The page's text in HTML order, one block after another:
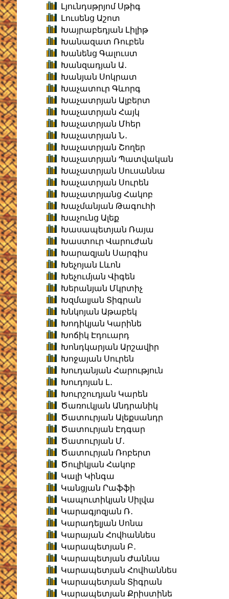
Լյունդսթրյոմ Սթիգ
Լուսենց Աշոտ
Խայրաբեդյան Լիլիթ
Խանազատ Ռուբեն
Խանենց Գալուստ
Խանզադյան Ա․
Խանյան Սոկրատ
Խաչատուր Գևորգ
Խաչատրյան Ալբերտ
Խաչատրյան Հայկ
Խաչատրյան Մհեր
Խաչատրյան Ն․
Խաչատրյան Շողեր
Խաչատրյան Պատվական
Խաչատրյան Սուսաննա
Խաչատրյան Սուրեն
Խաչատրյանց Հակոբ
Խաչմանյան Թագուհի
Խաչունց Ալեք
Խասապետյան Ռայա
Խաստուր Վարուժան
Խարազյան Սարգիս
Խեչոյան Լևոն
Խեչումյան Վիգեն
Խերանյան Մկրտիչ
Խզմալյան Տիգրան
Խնկոյան Աթաբեկ
Խոդիկյան Կարինե
Խոճիկ Էդուարդ
Խոնդկարյան Արշավիր
Խոջայան Սուրեն
Խուդանյան Հարություն
Խուդոյան Լ․
Խուրշուդյան Կարեն
Ծառուկյան Անդրանիկ
Ծատուրյան Ալեքսանդր
Ծատուրյան Էդգար
Ծատուրյան Մ․
Ծատուրյան Ռոբերտ
Ծուլիկյան Հակոբ
Կալի Կինգա
Կանցյան Րաֆֆի
Կապուտիկյան Սիլվա
Կարագյոզյան Ռ․
Կարադելյան Սոնա
Կարայան Հովհաննես
Կարապետյան Բ․
Կարապետյան Ժաննա
Կարապետյան Հովհաննես
Կարապետյան Տիգրան
Կարապետյան Քրիստինե